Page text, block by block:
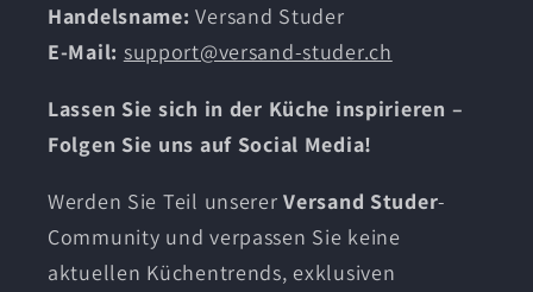
Handelsname: Versand Studer
E-Mail: support@versand-studer.ch
Lassen Sie sich in der Küche inspirieren –
Folgen Sie uns auf Social Media!
Werden Sie Teil unsererVersand Studer-
Community und verpassen Sie keine
aktuellen Küchentrends, exklusiven